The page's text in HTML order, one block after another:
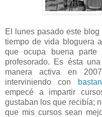
El lunes pasado este
tiempo de vida bloguera
que ocupa buena
profesorado. Es ésta
manera activa en
interviniendo con
empecé a impartir
gustaban los que recibía;
que mis cursos sean